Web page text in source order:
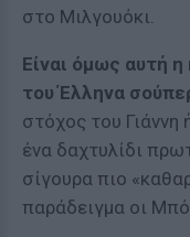
στο Μιλγουόκι.
Είναι όμως αυτή η
του Έλληνα
στόχος του
ένα δαχτυλίδι
σίγουρα πιο
παράδειγμα οι